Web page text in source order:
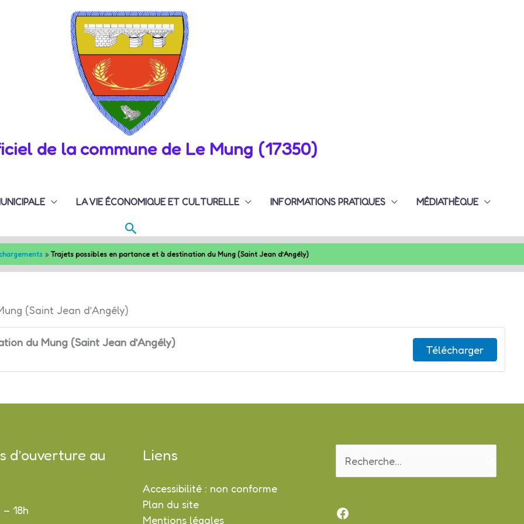
de la commune de Le Mung (17350)
LA VIE ÉCONOMIQUE ET CULTURELLE INFORMATIONS PRATIQUES MÉDIATHÈQUE
Rechercher
Trajets possibles en partance et à destination du Mung (Saint Jean d’Angély)
(Saint Jean d’Angély)
du Mung (Saint Jean d’Angély)
Télécharger
d’ouverture au
– 18h
Liens
Accessibilité : non conforme
Plan du site
Mentions légales
Facebook